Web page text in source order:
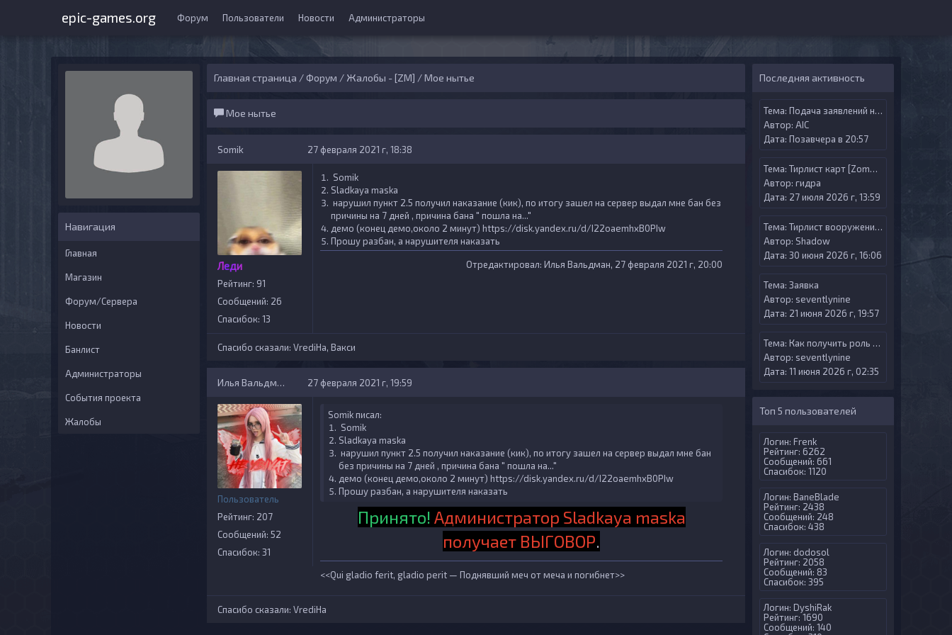
epic-games.org Форум Пользователи Новости Администраторы
Навигация
Главная
Магазин
Форум/Сервера
Новости
Банлист
Администраторы
События проекта
Жалобы
Главная страница /Форум / Жалобы - [ZM] /Мое нытье
Мое нытье
Somik 27 февраля 2021 г, 18:38
Леди
Рейтинг: 91
Сообщений: 26
Спасибок: 13
Somik
Sladkaya maska
нарушил пункт 2.5 получил наказание (кик), по итогу зашел на сервер выдал мне бан без
причины на 7 дней , причина бана " пошла на..."
демо (конец демо,около 2 минут) https://disk.yandex.ru/d/I22oaemhxB0PIw
Прошу разбан, а нарушителя наказать
Отредактировал: Илья Вальдман, 27 февраля 2021 г, 20:00
Спасибо сказали: VrediHa, Вакси
Илья Вальдман 27 февраля 2021 г, 19:59
Пользователь
Рейтинг: 207
Сообщений: 52
Спасибок: 31
Somik писал:
Somik
Sladkaya maska
нарушил пункт 2.5 получил наказание (кик), по итогу зашел на сервер выдал мне бан
без причины на 7 дней , причина бана " пошла на..."
демо (конец демо,около 2 минут) https://disk.yandex.ru/d/I22oaemhxB0PIw
Прошу разбан, а нарушителя наказать
Принято! Администратор Sladkaya maska
получает ВЫГОВОР.
<<Qui gladio ferit, gladio perit — Поднявший меч от меча и погибнет>>
Спасибо сказали: VrediHa
Последняя активность
Тема: Подача заявлений на Админ меню
Автор: AIС
Дата: Позавчера в 20:57
Тема: Тирлист карт [Zombie Riot]
Автор: гидра
Дата: 27 июля 2026 г, 13:59
Тема: Тирлист вооружения [Zombie Riot Versus]
Автор: Shadow
Дата: 30 июня 2026 г, 16:06
Тема: Заявка
Автор: seventlynine
Дата: 21 июня 2026 г, 19:57
Тема: Как получить роль Try Gamer?
Автор: seventlynine
Дата: 11 июня 2026 г, 02:35
Топ 5 пользователей
Логин: Frenk
Рейтинг: 6262
Сообщений: 661
Спасибок: 1120
Логин: BaneBlade
Рейтинг: 2438
Сообщений: 248
Спасибок: 438
Логин: dodosol
Рейтинг: 2058
Сообщений: 83
Спасибок: 395
Логин: DyshiRak
Рейтинг: 1690
Сообщений: 140